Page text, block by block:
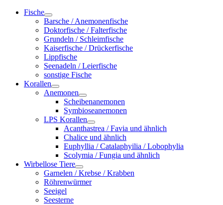
Fische
Barsche / Anemonenfische
Doktorfische / Falterfische
Grundeln / Schleimfische
Kaiserfische / Drückerfische
Lippfische
Seenadeln / Leierfische
sonstige Fische
Korallen
Anemonen
Scheibenanemonen
Symbioseanemonen
LPS Korallen
Acanthastrea / Favia und ähnlich
Chalice und ähnlich
Euphyllia / Catalaphyilia / Lobophylia
Scolymia / Fungia und ähnlich
Wirbellose Tiere
Garnelen / Krebse / Krabben
Röhrenwürmer
Seeigel
Seesterne